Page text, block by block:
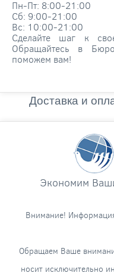
Пн-Пт: 8:00-21:00
Сб: 9:00-21:00
Вс: 10:00-21:00
Сделайте шаг к
Обращайтесь в
поможем вам!
Доставка и
Экономим
Внимание!
Обращаем Ваше
носит исключительно